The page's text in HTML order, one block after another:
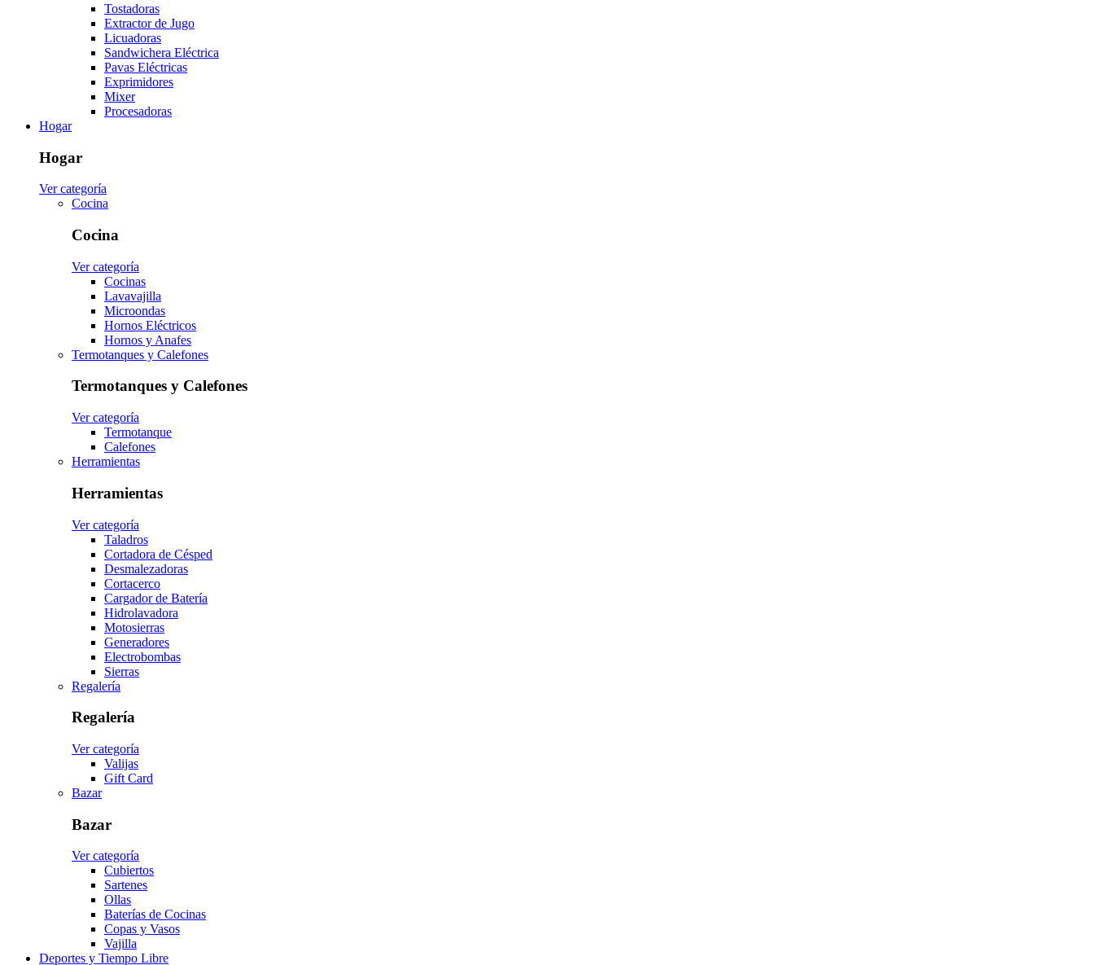
Tostadoras
Extractor de Jugo
Licuadoras
Sandwichera Eléctrica
Pavas Eléctricas
Exprimidores
Mixer
Procesadoras
Hogar
Hogar
Ver categoría
Cocina
Cocina
Ver categoría
Cocinas
Lavavajilla
Microondas
Hornos Eléctricos
Hornos y Anafes
Termotanques y Calefones
Termotanques y Calefones
Ver categoría
Termotanque
Calefones
Herramientas
Herramientas
Ver categoría
Taladros
Cortadora de Césped
Desmalezadoras
Cortacerco
Cargador de Batería
Hidrolavadora
Motosierras
Generadores
Electrobombas
Sierras
Regalería
Regalería
Ver categoría
Valijas
Gift Card
Bazar
Bazar
Ver categoría
Cubiertos
Sartenes
Ollas
Baterías de Cocinas
Copas y Vasos
Vajilla
Deportes y Tiempo Libre